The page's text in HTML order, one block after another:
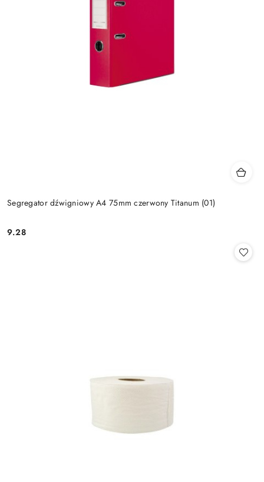
Segregator dźwigniowy A4 75mm czerwony Titanum (01)
Cena:
9.28